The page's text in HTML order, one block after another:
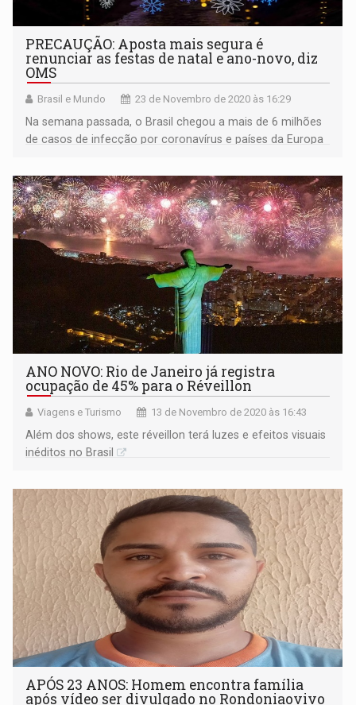
PRECAUÇÃO: Aposta mais segura é
renunciar as festas de natal e ano-novo, diz
OMS
Brasil e Mundo 23 de Novembro de 2020 às 16:29
Na semana passada, o Brasil chegou a mais de 6 milhões
de casos de infecção por coronavírus e países da Europa
ANO NOVO: Rio de Janeiro já registra
ocupação de 45% para o Réveillon
Viagens e Turismo 13 de Novembro de 2020 às 16:43
Além dos shows, este réveillon terá luzes e efeitos visuais
inéditos no Brasil
APÓS 23 ANOS: Homem encontra família
após vídeo ser divulgado no Rondoniaovivo